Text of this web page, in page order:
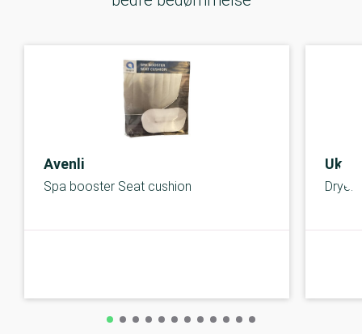
Avenli
Spa booster Seat cushion Dryer